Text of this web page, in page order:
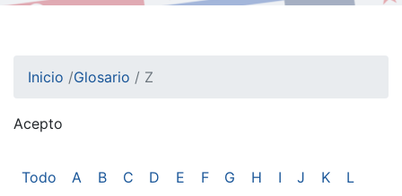
Inicio /Glosario / Z
Acepto
Todo A B C D E F G H I J K
L